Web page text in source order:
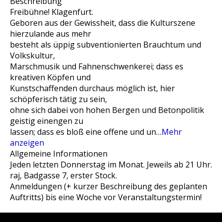
Freibühne! Klagenfurt.
Geboren aus der Gewissheit, dass die Kulturszene
hierzulande aus mehr
besteht als üppig subventionierten Brauchtum und
Volkskultur,
Marschmusik und Fahnenschwenkerei; dass es
kreativen Köpfen und
Kunstschaffenden durchaus möglich ist, hier
schöpferisch tätig zu sein,
ohne sich dabei von hohen Bergen und Betonpolitik
geistig einengen zu
lassen; dass es bloß eine offene und un…Mehr
anzeigen
Allgemeine Informationen
Jeden letzten Donnerstag im Monat. Jeweils ab 21 Uhr.
raj, Badgasse 7, erster Stock.
Anmeldungen (+ kurzer Beschreibung des geplanten
Auftritts) bis eine Woche vor Veranstaltungstermin!